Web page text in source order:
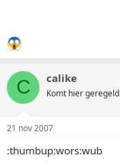
C calike
Komt hier geregeld
21 nov 2007
:thumbup:wors:wub